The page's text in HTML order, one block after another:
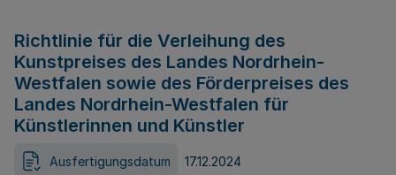
Richtlinie für die Verleihung des
Kunstpreises des Landes Nordrhein-
Westfalen sowie des Förderpreises des
Landes Nordrhein-Westfalen für
Künstlerinnen und Künstler
Ausfertigungsdatum 17.12.2024